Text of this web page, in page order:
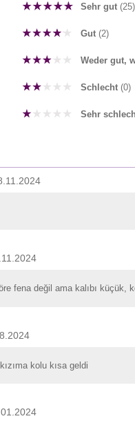
Sehr gut (25)
Gut (2)
Weder gut,
Schlecht (0)
Sehr
fena değil ama kalıbı
kolu kısa geldi